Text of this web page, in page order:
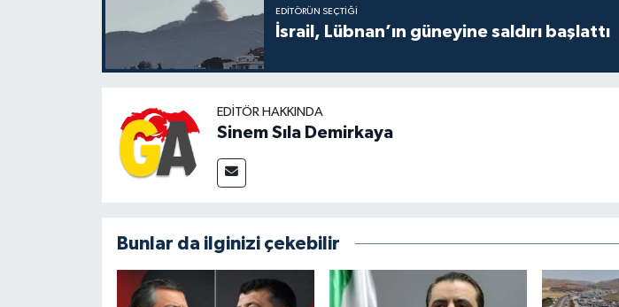
EDITÖRÜN SEÇTIĞI
İsrail, Lübnan’ın güneyine saldırı başlattı
EDITÖR HAKKINDA
Sinem Sıla Demirkaya
Bunlar da ilginizi çekebilir